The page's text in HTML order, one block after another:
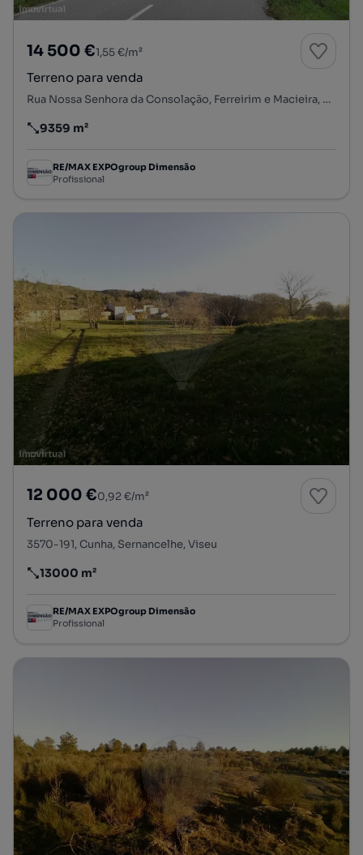
14 500 €1,55 €/m²
Terreno para venda
Rua Nossa Senhora da Consolação, Ferreirim e Macieira, Sernancelhe, Viseu
Preço por metro quadrado
9359 m²
RE/MAX EXPOgroup Dimensão
Profissional
12 000 €0,92 €/m²
Terreno para venda
3570-191, Cunha, Sernancelhe, Viseu
Preço por metro quadrado
13000 m²
RE/MAX EXPOgroup Dimensão
Profissional